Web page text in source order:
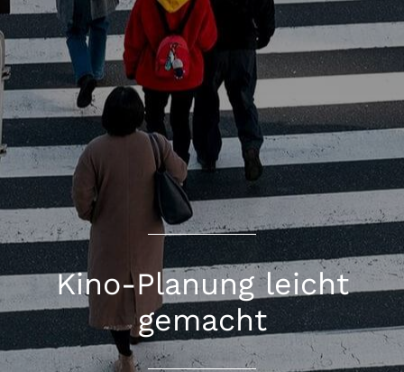
Kino-Planung leicht
gemacht